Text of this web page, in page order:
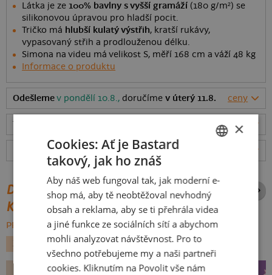
Látka je ze 100% bavlny s vyšší gramáží (180 g/m²) se
silikonovou úpravou pro hladší pocit.
Tričko má hlubší kulatý výstřih, kratší rukávy,
vypasovaný střih a prodlouženou délku.
Simona na videu má velikost S, měří 168 cm a váží 48 kg
Informace o produktu
Odešlemev pondělí 10.8., doručímev úterý 11.8. ceny
rozměry
Hodnocení:4.9 (631recenzí)
DALŠÍ POTISKY ZE STEJNÉ
KATEGORIE
PROCHÁZET VŠE:
ZVÍŘÁTKA
SLOVAK
×
Cookies: Ať je Bastard
takový, jak ho znáš
Aby náš web fungoval tak, jak moderní e-
shop má, aby tě neobtěžoval nevhodný
obsah a reklama, aby se ti přehrála videa
a jiné funkce ze sociálních sítí a abychom
mohli analyzovat návštěvnost. Pro to
všechno potřebujeme my a naši partneři
cookies. Kliknutím na Povolit vše nám